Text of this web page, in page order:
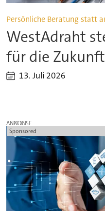
Persönliche Beratung statt
WestAdraht
für die Zukunft
13. Juli 2026
ANZEIGE
Sponsored